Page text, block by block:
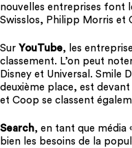
nouvelles entreprises font
Swisslos, Philipp Morris et
Sur YouTube, les
classement. L’on peut
Disney et Universal. Smile
deuxième place, est
et Coop se classent
Search, en tant que média
bien les besoins de la